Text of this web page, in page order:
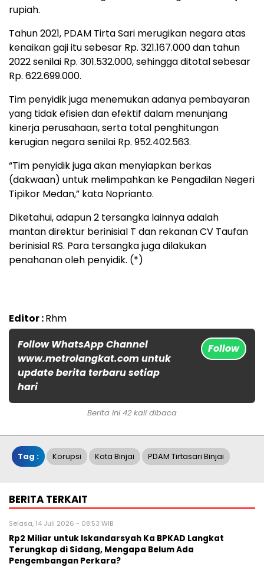
rupiah.
Tahun 2021, PDAM Tirta Sari merugikan negara atas
kenaikan gaji itu sebesar Rp. 321.167.000 dan tahun
2022 senilai Rp. 301.532.000, sehingga ditotal sebesar
Rp. 622.699.000.
Tim penyidik juga menemukan adanya pembayaran
yang tidak efisien dan efektif dalam menunjang
kinerja perusahaan, serta total penghitungan
kerugian negara senilai Rp. 952.402.563.
“Tim penyidik juga akan menyiapkan berkas
(dakwaan) untuk melimpahkan ke Pengadilan Negeri
Tipikor Medan,” kata Noprianto.
Diketahui, adapun 2 tersangka lainnya adalah
mantan direktur berinisial T dan rekanan CV Taufan
berinisial RS. Para tersangka juga dilakukan
penahanan oleh penyidik. (*)
Editor :Rhm
Follow WhatsApp Channel
www.metrolangkat.com untuk
update berita terbaru setiap
hari
Follow
Berita ini 42 kali dibaca
Tag : Korupsi Kota Binjai PDAM Tirtasari Binjai
BERITA TERKAIT
Selasa, 14 Juli 2026 - 08:53 WIB
Rp2 Miliar untuk Iskandarsyah Ka BPKAD Langkat
Terungkap di Sidang, Mengapa Belum Ada
Pengembangan Perkara?